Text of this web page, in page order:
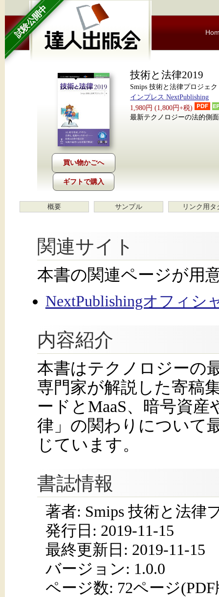
試験公開中
ギフトで購入
技術と法律2019
Smips 技術と法律プロジェク
インプレス NextPublishing
1,980円 (1,800円+税)
最新テクノロジーの法的側
概要 サンプル リンク用タ
関連サイト
本書の関連ページが用
NextPublishingオフィシ
内容紹介
本書はテクノロジーの
専門家が解説した寄稿
ードとMaaS、暗号資
律」の関わりについて
じています。
書誌情報
著者: Smips 技術と法律
発行日: 2019-11-15
最終更新日: 2019-11-15
バージョン: 1.0.0
ページ数: 72ページ